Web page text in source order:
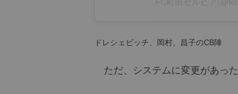
ドレシェビッチ、岡村、昌子のCB陣
ただ、システムに変更があっ